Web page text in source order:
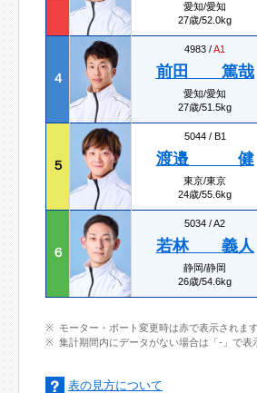
愛知/愛知
27歳/52.0kg
４
4983 /A1
前田 篤哉
愛知/愛知
27歳/51.5kg
５
5044 / B1
渡邉 健
東京/東京
24歳/55.6kg
６
5034 /A2
若林 義人
静岡/静岡
26歳/54.6kg
モーター・ボート変更時は赤で表示されます
集計期間内にデータがない場合は「-」で表
表の見方について